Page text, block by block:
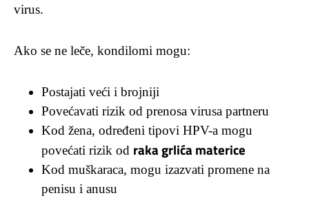
virus.
Ako se ne leče, kondilomi mogu:
Postajati veći i brojniji
Povećavati rizik od prenosa virusa partneru
Kod žena, određeni tipovi HPV-a mogu
povećati rizik od raka grlića materice
Kod muškaraca, mogu izazvati promene na
penisu i anusu